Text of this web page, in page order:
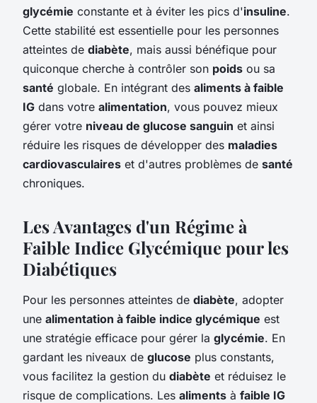
glycémie constante et à éviter les pics d'insuline.
Cette stabilité est essentielle pour les personnes
atteintes de diabète, mais aussi bénéfique pour
quiconque cherche à contrôler son poids ou sa
santé globale. En intégrant des aliments à faible
IG dans votre alimentation, vous pouvez mieux
gérer votre niveau de glucose sanguin et ainsi
réduire les risques de développer des maladies
cardiovasculaires et d'autres problèmes de santé
chroniques.
Les Avantages d'un Régime à
Faible Indice Glycémique pour les
Diabétiques
Pour les personnes atteintes de diabète, adopter
une alimentation à faible indice glycémique est
une stratégie efficace pour gérer la glycémie. En
gardant les niveaux de glucose plus constants,
vous facilitez la gestion du diabète et réduisez le
risque de complications. Les aliments à faible IG